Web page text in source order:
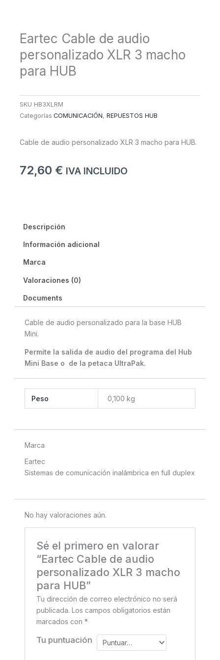
Eartec Cable de audio
personalizado XLR 3 macho
para HUB
SKU HB3XLRM
Categorías COMUNICACIÓN, REPUESTOS HUB
Cable de audio personalizado XLR 3 macho para HUB.
72,60 € IVA INCLUIDO
Descripción
Información adicional
Marca
Valoraciones (0)
Documents
Cable de audio personalizado para la base HUB
Mini.
Permite la salida de audio del programa del Hub
Mini Base o de la petaca UltraPak.
Peso 0,100 kg
Marca
Eartec
Sistemas de comunicación inalámbrica en full duplex
No hay valoraciones aún.
Sé el primero en valorar
“Eartec Cable de audio
personalizado XLR 3 macho
para HUB”
Tu dirección de correo electrónico no será
publicada. Los campos obligatorios están
marcados con*
Tu puntuación